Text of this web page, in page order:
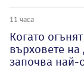
11 часа
Когато
върховете на
започва най-